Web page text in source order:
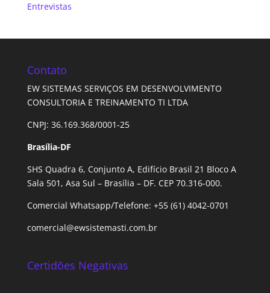
Entrevistas
Contato
EW SISTEMAS SERVIÇOS EM DESENVOLVIMENTO
CONSULTORIA E TREINAMENTO TI LTDA
CNPJ: 36.169.368/0001-25
Brasília-DF
SHS Quadra 6, Conjunto A, Edifício Brasil 21 Bloco A
Sala 501, Asa Sul – Brasília – DF. CEP 70.316-000.
Comercial Whatsapp/Telefone: +55 (61) 4042-0701
comercial@ewsistemasti.com.br
Certidões Negativas